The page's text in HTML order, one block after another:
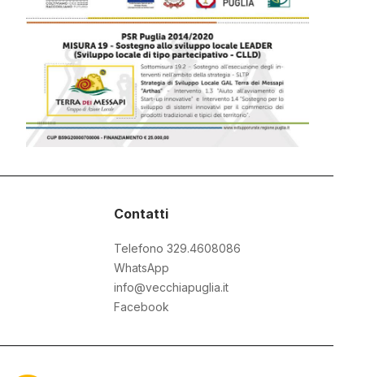
Contatti
Telefono 329.4608086
WhatsApp
info@vecchiapuglia.it
Facebook